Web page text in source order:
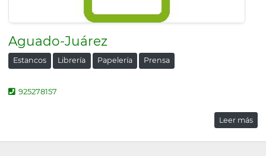
Aguado-Juárez
Estancos Librería Papelería Prensa
925278157
Leer más